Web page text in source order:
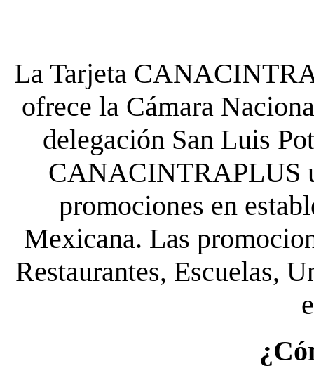
La Tarjeta
ofrece la Cámara
delegación San Luis
CANACINTRAPLUS
promociones en
Mexicana. Las
Restaurantes, Escuelas,